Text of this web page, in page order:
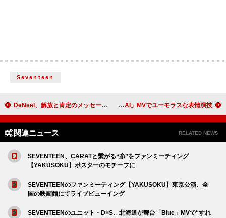
Seventeen
DeNeel、解放と肯定のメッセージを込めた新曲「HONEY」配信リリース CORTIS、非現実的な状況が連発する「ACAI」MVでユーモラスな表情演技
関連ニュース RELATED NEWS
SEVENTEEN、CARATと繋がる“糸”をファンミーティング
【YAKUSOKU】ポスターのモチーフに
SEVENTEENのファンミーティング【YAKUSOKU】東京公演、全
国の映画館にてライブビューイング
SEVENTEENのユニット・D×S、北海道が舞台「Blue」MVで“すれ